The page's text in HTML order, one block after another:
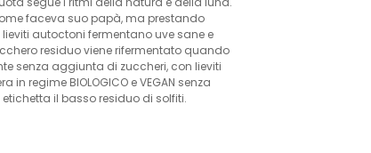
faceva suo papà, ma prestando
lieviti autoctoni fermentano uve sane e
residuo viene rifermentato quando
senza aggiunta di zuccheri, con lieviti
regime BIOLOGICO e VEGAN senza
il basso residuo di solfiti.